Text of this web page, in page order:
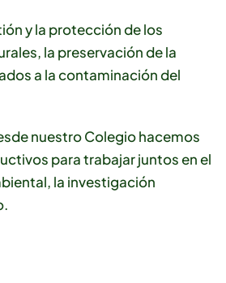
y la protección de los
la preservación de la
a la contaminación del
nuestro Colegio hacemos
para trabajar juntos en el
la investigación